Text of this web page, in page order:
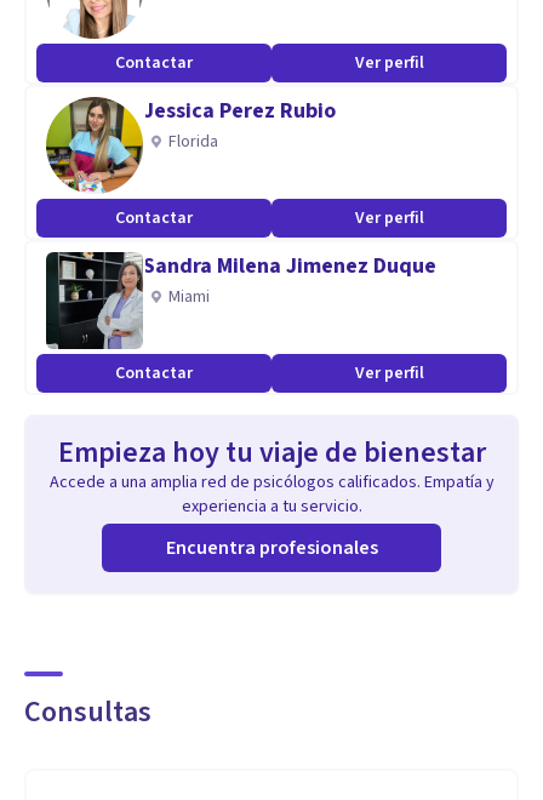
Aptitudes
Psicóloga Clínica con enfoque cognitivo conductual,
certificación en Desarrollo Humano y Liderazgo.
Contactar Ver perfil
Jessica Perez Rubio
Florida
Contactar Ver perfil
Sandra Milena Jimenez Duque
Miami
Contactar Ver perfil
Empieza hoy tu viaje de bienestar
Accede a una amplia red de psicólogos calificados. Empatía y
experiencia a tu servicio.
Encuentra profesionales
Consultas